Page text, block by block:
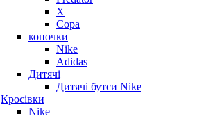
X
Copa
копочки
Nike
Adidas
Дитячі
Дитячі бутси Nike
Кросівки
Nike